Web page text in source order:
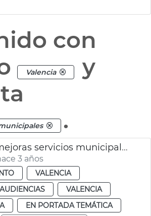
con
Valencia
y
.
Proyectos mejoras servicios municipales
3 años
VALENCIA
VALENCIA
EN PORTADA TEMÁTICA